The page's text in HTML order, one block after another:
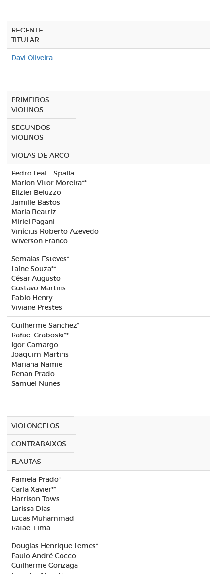
REGENTE
TITULAR
Davi Oliveira
PRIMEIROS
VIOLINOS
SEGUNDOS
VIOLINOS
VIOLAS DE ARCO
Pedro Leal – Spalla
Marlon Vitor Moreira**
Elizier Beluzzo
Jamille Bastos
Maria Beatriz
Miriel Pagani
Vinícius Roberto Azevedo
Wiverson Franco
Semaias Esteves*
Laíne Souza**
César Augusto
Gustavo Martins
Pablo Henry
Viviane Prestes
Guilherme Sanchez*
Rafael Graboski**
Igor Camargo
Joaquim Martins
Mariana Namie
Renan Prado
Samuel Nunes
VIOLONCELOS
CONTRABAIXOS
FLAUTAS
Pamela Prado*
Carla Xavier**
Harrison Tows
Larissa Dias
Lucas Muhammad
Rafael Lima
Douglas Henrique Lemes*
Paulo André Cocco
Guilherme Gonzaga